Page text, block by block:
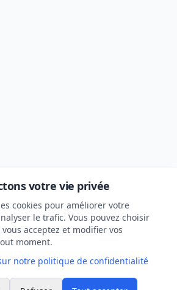
votre vie privée
cookies pour améliorer votre
le trafic. Vous pouvez choisir
acceptez et modifier vos
moment.
notre politique de confidentialité